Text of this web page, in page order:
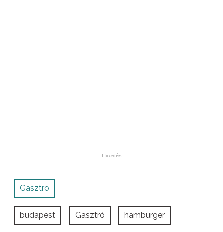
Gasztro
budapest Gasztró hamburger